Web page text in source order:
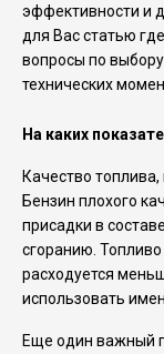
эффективности и
для Вас статью
вопросы по
технических
На каких
Качество
Бензин плохого
присадки в
сгоранию.
расходуется
использовать
Еще один важный